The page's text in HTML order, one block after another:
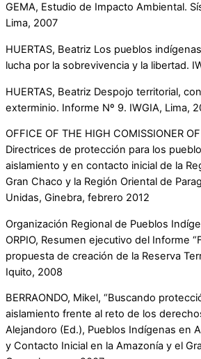
GEMA, Estudio de Impacto Ambiental.
Lima, 2007
HUERTAS, Beatriz Los pueblos
lucha por la sobrevivencia y la libertad.
HUERTAS, Beatriz Despojo territorial,
exterminio. Informe Nº 9. IWGIA, Lima,
OFFICE OF THE HIGH COMISSIONER
Directrices de protección para los
aislamiento y en contacto inicial de la
Gran Chaco y la Región Oriental de
Unidas, Ginebra, febrero 2012
Organización Regional de Pueblos
ORPIO, Resumen ejecutivo del Informe
propuesta de creación de la Reserva
Iquito, 2008
BERRAONDO, Mikel, “Buscando
aislamiento frente al reto de los
Alejandoro (Ed.), Pueblos Indígenas en
y Contacto Inicial en la Amazonía y el